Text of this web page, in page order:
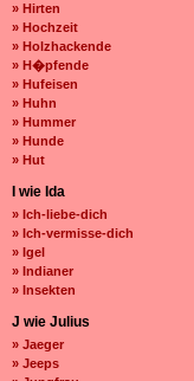
» Hirten
» Hochzeit
» Holzhackende
» H�pfende
» Hufeisen
» Huhn
» Hummer
» Hunde
» Hut
I wie Ida
» Ich-liebe-dich
» Ich-vermisse-dich
» Igel
» Indianer
» Insekten
J wie Julius
» Jaeger
» Jeeps